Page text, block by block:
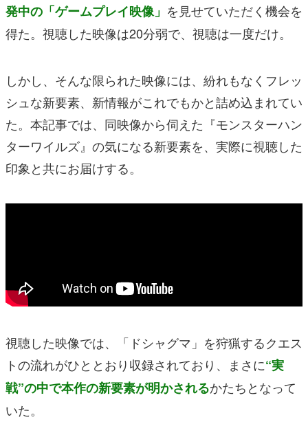
発中の「ゲームプレイ映像」 を見せていただく機会を
得た。視聴した映像は20分弱で、視聴は一度だけ。
しかし、そんな限られた映像には、紛れもなくフレッ
シュな新要素、新情報がこれでもかと詰め込まれてい
た。本記事では、同映像から伺えた『モンスターハン
ターワイルズ』の気になる新要素を、実際に視聴した
印象と共にお届けする。
視聴した映像では、「ドシャグマ」を狩猟するクエス
トの流れがひととおり収録されており、まさに“実
戦”の中で本作の新要素が明かされるかたちとなって
いた。